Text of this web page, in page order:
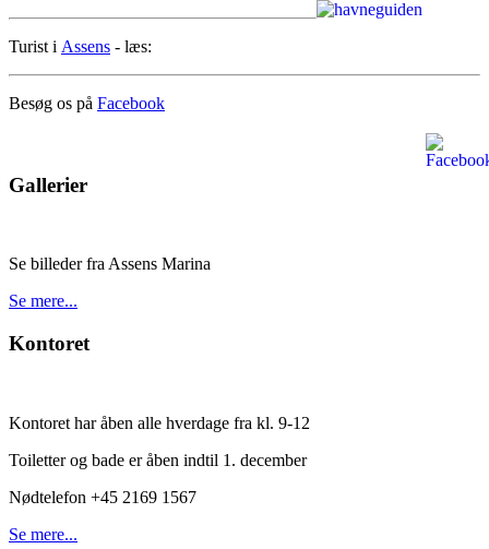
Turist i Assens - læs:
Besøg os på Facebook
Gallerier
Se billeder fra Assens Marina
Se mere...
Kontoret
Kontoret har åben alle hverdage fra kl. 9-12
Toiletter og bade er åben indtil 1. december
Nødtelefon +45 2169 1567
Se mere...